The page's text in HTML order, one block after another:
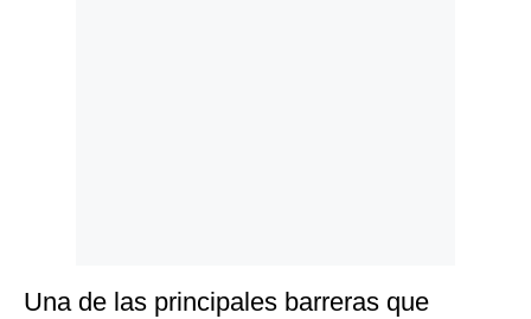
Una de las principales barreras que